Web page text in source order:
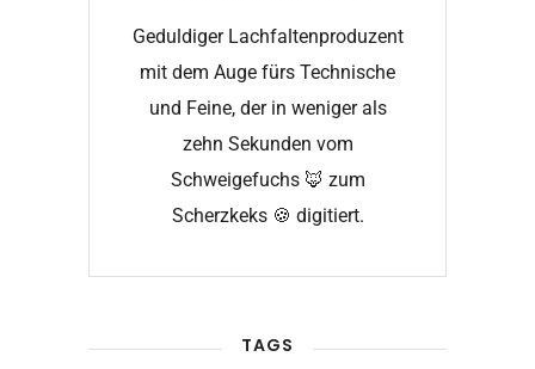
Geduldiger Lachfaltenproduzent
mit dem Auge fürs Technische
und Feine, der in weniger als
zehn Sekunden vom
Schweigefuchs 🦊 zum
Scherzkeks 🍪 digitiert.
TAGS